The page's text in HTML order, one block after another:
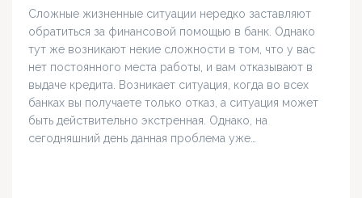
Сложные жизненные ситуации нередко заставляют
обратиться за финансовой помощью в банк. Однако
тут же возникают некие сложности в том, что у вас
нет постоянного места работы, и вам отказывают в
выдаче кредита. Возникает ситуация, когда во всех
банках вы получаете только отказ, а ситуация может
быть действительно экстренная. Однако, на
сегодняшний день данная проблема уже…